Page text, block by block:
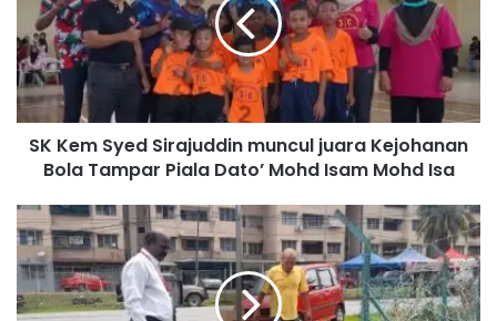
S
y
e
d
a
j
u
d
d
SK Kem Syed Sirajuddin muncul juara Kejohanan
Bola Tampar Piala Dato’ Mohd Isam Mohd Isa
M
a
s
l